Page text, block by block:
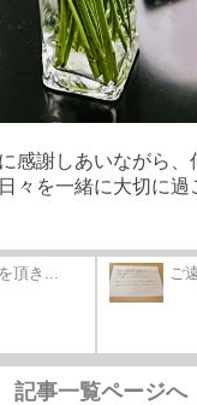
感謝しあいながら、
々を一緒に大切に過
頂き... ご
記事一覧ページへ